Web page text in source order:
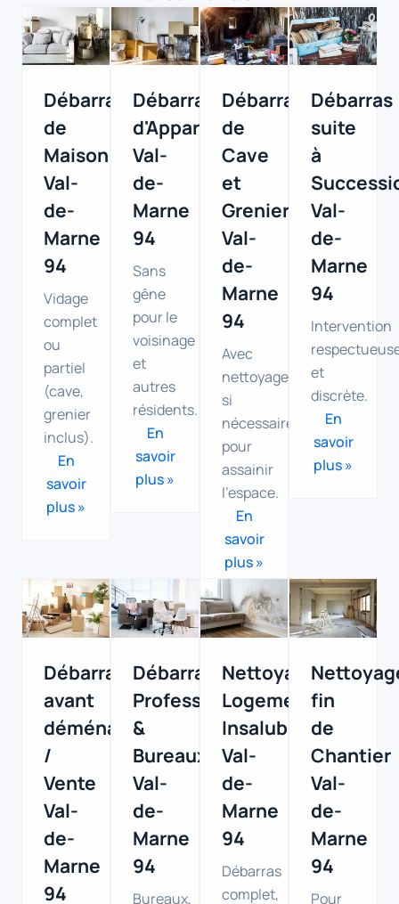
Débarras
de
Maison
Val-
de-
Marne
94
Vidage
complet
ou
partiel
(cave,
grenier
inclus).
En
savoir
plus »
Débarras
d'Appartement
Val-
de-
Marne
94
Sans
gêne
pour le
voisinage
et
autres
résidents.
En
savoir
plus »
Débarras
de
Cave
et
Grenier
Val-
de-
Marne
94
Avec
nettoyage
si
nécessaire
pour
assainir
l'espace.
En
savoir
plus »
Débarras
suite
à
Val-
de-
Marne
94
Intervention
et
discrète.
En
savoir
plus »
Débarras
avant
déménagement
/
Vente
Val-
de-
Marne
94
Débarras
Professionnels
&
Bureaux
Val-
de-
Marne
94
Bureaux,
Nettoyage
Logement
Insalubre
Val-
de-
Marne
94
Débarras
complet,
fin
de
Chantier
Val-
de-
Marne
94
Pour